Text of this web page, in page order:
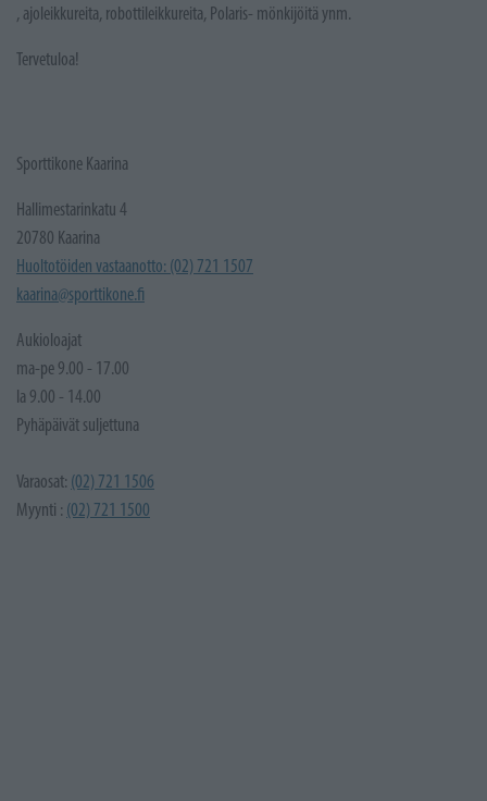
, ajoleikkureita, robottileikkureita, Polaris- mönkijöitä ynm.
Tervetuloa!
Sporttikone Kaarina
Hallimestarinkatu 4
20780 Kaarina
Huoltotöiden vastaanotto: (02) 721 1507
kaarina@sporttikone.fi
Aukioloajat
ma-pe 9.00 - 17.00
la 9.00 - 14.00
Pyhäpäivät suljettuna
Varaosat: (02) 721 1506
Myynti : (02) 721 1500